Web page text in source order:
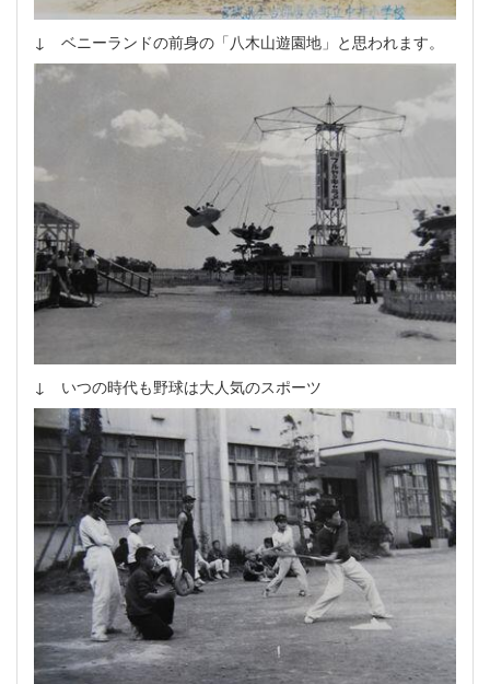
↓ ベニーランドの前身の「八木山遊園地」と思われます。
↓ いつの時代も野球は大人気のスポーツ